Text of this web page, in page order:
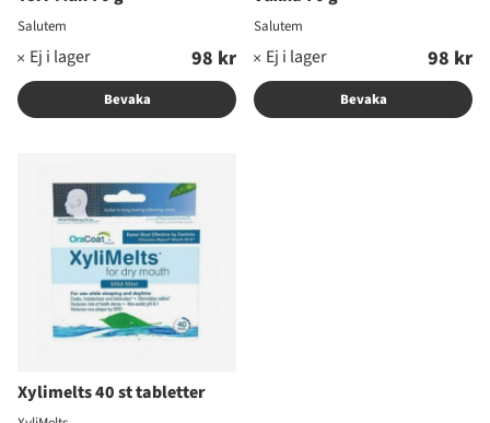
Salutem
98 kr
Bevaka
Salutem
98 kr
Bevaka
Xylimelts 40 st tabletter